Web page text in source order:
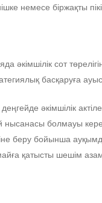
немесе біржақты
әкімшілік сот
басқаруға
деңгейде әкімшілік
болмауы
беру бойынша
қатысты шешім